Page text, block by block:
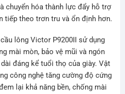
chuyển hóa thành lực đẩy hỗ trợ
tiếp theo trơn tru và ổn định hơn.
lông Victor P9200II sử dụng
mài mòn, bảo vệ mũi và ngón
đáng kể tuổi thọ của giày. Vật
công nghệ tăng cường độ cứng
lại khả năng bền, chống mài